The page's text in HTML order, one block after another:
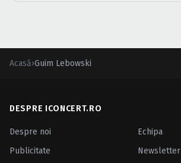
Acasă›Guim Lebowski
DESPRE ICONCERT.RO
Despre noi
Echipa
Publicitate
Newsletter